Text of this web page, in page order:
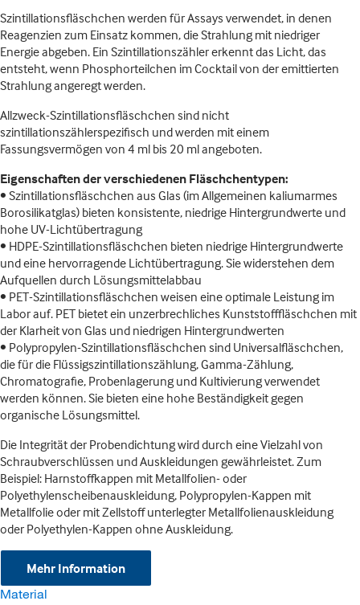
Szintillationsfläschchen werden für Assays verwendet, in denen
Reagenzien zum Einsatz kommen, die Strahlung mit niedriger
Energie abgeben. Ein Szintillationszähler erkennt das Licht, das
entsteht, wenn Phosphorteilchen im Cocktail von der emittierten
Strahlung angeregt werden.
Allzweck-Szintillationsfläschchen sind nicht
szintillationszählerspezifisch und werden mit einem
Fassungsvermögen von 4 ml bis 20 ml angeboten.
Eigenschaften der verschiedenen Fläschchentypen:
• Szintillationsfläschchen aus Glas (im Allgemeinen kaliumarmes
Borosilikatglas) bieten konsistente, niedrige Hintergrundwerte und
hohe UV-Lichtübertragung
• HDPE-Szintillationsfläschchen bieten niedrige Hintergrundwerte
und eine hervorragende Lichtübertragung. Sie widerstehen dem
Aufquellen durch Lösungsmittelabbau
• PET-Szintillationsfläschchen weisen eine optimale Leistung im
Labor auf. PET bietet ein unzerbrechliches Kunststofffläschchen mit
der Klarheit von Glas und niedrigen Hintergrundwerten
• Polypropylen-Szintillationsfläschchen sind Universalfläschchen,
die für die Flüssigszintillationszählung, Gamma-Zählung,
Chromatografie, Probenlagerung und Kultivierung verwendet
werden können. Sie bieten eine hohe Beständigkeit gegen
organische Lösungsmittel.
Die Integrität der Probendichtung wird durch eine Vielzahl von
Schraubverschlüssen und Auskleidungen gewährleistet. Zum
Beispiel: Harnstoffkappen mit Metallfolien- oder
Polyethylenscheibenauskleidung, Polypropylen-Kappen mit
Metallfolie oder mit Zellstoff unterlegter Metallfolienauskleidung
oder Polyethylen-Kappen ohne Auskleidung.
Mehr Information
Material